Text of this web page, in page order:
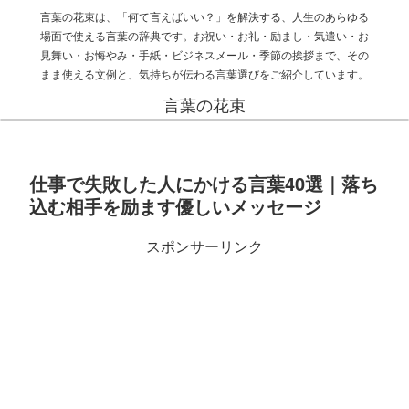
言葉の花束は、「何て言えばいい？」を解決する、人生のあらゆる
場面で使える言葉の辞典です。お祝い・お礼・励まし・気遣い・お
見舞い・お悔やみ・手紙・ビジネスメール・季節の挨拶まで、その
まま使える文例と、気持ちが伝わる言葉選びをご紹介しています。
言葉の花束
仕事で失敗した人にかける言葉40選｜落ち
込む相手を励ます優しいメッセージ
スポンサーリンク